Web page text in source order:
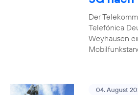
Der
Telefónica
Weyhausen
04. August